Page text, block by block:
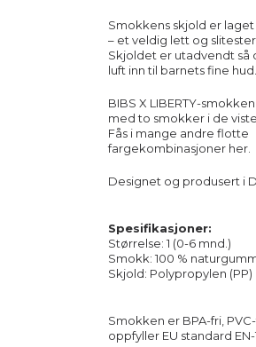
Smokkens skjold er
– et veldig lett og
Skjoldet er utadvendt så
luft inn til barnets fine hud.
BIBS X LIBERTY-
med to smokker i de
Fås i mange andre flotte
fargekombinasjoner her
Designet og produsert i
Spesifikasjoner:
Størrelse: 1 (0-6 mnd.)
Smokk: 100 %
Skjold: Polypropylen (PP)
Smokken er BPA-fri,
oppfyller EU standard EN-